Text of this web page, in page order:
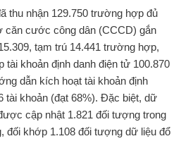
thu nhận 129.750 trường hợp đủ
căn cước công dân (CCCD) gắn
tạm trú 14.441 trường hợp,
tài khoản định danh điện tử 100.870
dẫn kích hoạt tài khoản định
tài khoản (đạt 68%). Đặc biệt, dữ
cập nhật 1.821 đối tượng trong
đối khớp 1.108 đối tượng dữ liệu đổ